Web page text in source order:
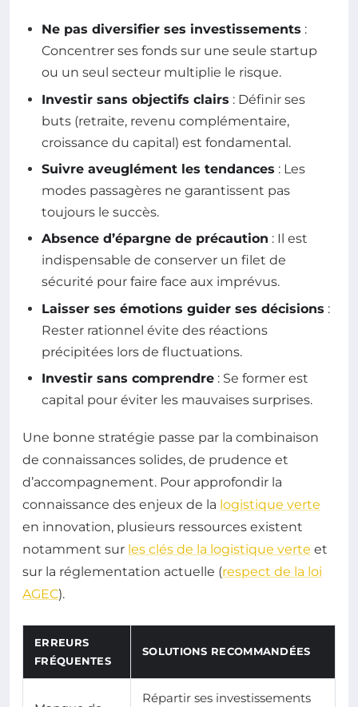
Ne pas diversifier ses investissements :
Concentrer ses fonds sur une seule startup
ou un seul secteur multiplie le risque.
Investir sans objectifs clairs : Définir ses
buts (retraite, revenu complémentaire,
croissance du capital) est fondamental.
Suivre aveuglément les tendances : Les
modes passagères ne garantissent pas
toujours le succès.
Absence d’épargne de précaution : Il est
indispensable de conserver un filet de
sécurité pour faire face aux imprévus.
Laisser ses émotions guider ses décisions :
Rester rationnel évite des réactions
précipitées lors de fluctuations.
Investir sans comprendre : Se former est
capital pour éviter les mauvaises surprises.
Une bonne stratégie passe par la combinaison
de connaissances solides, de prudence et
d’accompagnement. Pour approfondir la
connaissance des enjeux de la logistique verte
en innovation, plusieurs ressources existent
notamment sur les clés de la logistique verte et
sur la réglementation actuelle (respect de la loi
AGEC).
ERREURS
FRÉQUENTES
SOLUTIONS RECOMMANDÉES
Répartir ses investissements